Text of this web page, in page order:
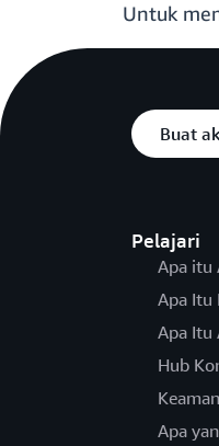
Untuk
Buat
Pelajari
Apa itu
Apa Itu
Apa Itu
Hub
Apa